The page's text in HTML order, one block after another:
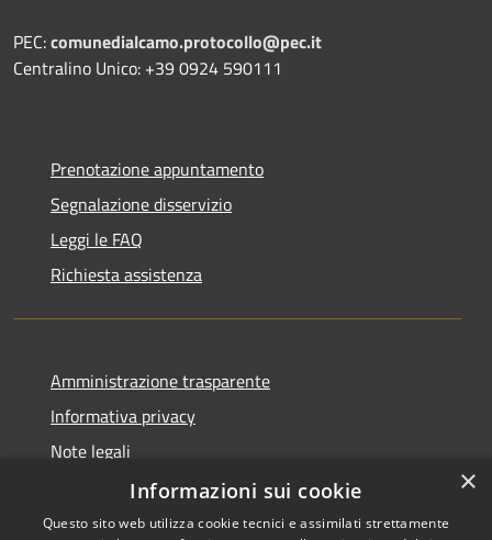
PEC:comunedialcamo.protocollo@pec.it
Centralino Unico: +39 0924 590111
Prenotazione appuntamento
Segnalazione disservizio
Leggi le FAQ
Richiesta assistenza
Amministrazione trasparente
Informativa privacy
Note legali
Dichiarazione di accessibilità
×
Informazioni sui cookie
Questo sito web utilizza cookie tecnici e assimilati strettamente